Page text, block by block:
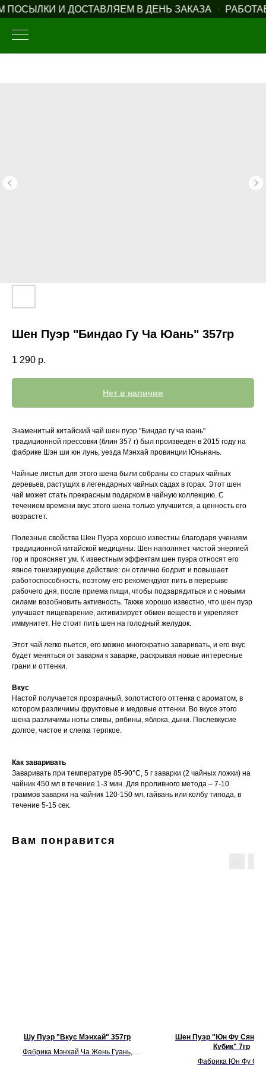
И ДОСТАВЛЯЕМ В ДЕНЬ ЗАКАЗА
Шен Пуэр "Биндао Гу Ча Юань" 357гр
1 290 р.
Нет в наличии
Знаменитый китайский чай шен пуэр "Биндао гу ча юань"
традиционной прессовки (блин 357 г) был произведен в 2015 году на
фабрике Шэн ши юн лунь, уезда Мэнхай провинции Юньнань.
Чайные листья для этого шена были собраны со старых чайных
деревьев, растущих в легендарных чайных садах в горах. Этот шен
чай может стать прекрасным подарком в чайную коллекцию. С
течением времени вкус этого шена только улучшится, а ценность его
возрастет.
Полезные свойства Шен Пуэра хорошо известны благодаря учениям
традиционной китайской медицины: Шен наполняет чистой энергией
гор и проясняет ум. К известным эффектам шен пуэра относят его
явное тонизирующее действие: он отлично бодрит и повышает
работоспособность, поэтому его рекомендуют пить в перерыве
рабочего дня, после приема пищи, чтобы подзарядиться и с новыми
силами возобновить активность. Также хорошо известно, что шен пуэр
улучшает пищеварение, активизирует обмен веществ и укрепляет
иммунитет. Не стоит пить шен на голодный желудок.
Этот чай легко пьется, его можно многократно заваривать, и его вкус
будет меняться от заварки к заварке, раскрывая новые интересные
грани и оттенки.
Вкус
Настой получается прозрачный, золотистого оттенка с ароматом, в
котором различимы фруктовые и медовые оттенки. Во вкусе этого
шена различимы ноты сливы, рябины, яблока, дыни. Послевкусие
долгое, чистое и слегка терпкое.
Как заваривать
Заваривать при температуре 85-90°C, 5 г заварки (2 чайных ложки) на
чайник 450 мл в течение 1-3 мин. Для проливного метода – 7-10
граммов заварки на чайник 120-150 мл, гайвань или колбу типода, в
течение 5-15 сек.
Вам понравится
Шу Пуэр "Вкус Мэнхай" 357гр
Фабрика Мэнхай Ча Жень Гуань,
Шен Пуэр "Юн Фу Сян
Кубик" 7гр
Фабрика Юн Фу Сян